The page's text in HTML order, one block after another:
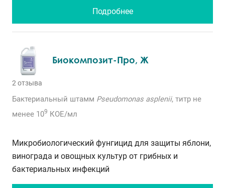
Подробнее
Биокомпозит-Про, Ж
2 отзыва
Бактериальный штамм Pseudomonas asplenii, титр не
менее 109 КОЕ/мл
Микробиологический фунгицид для защиты яблони,
винограда и овощных культур от грибных и
бактериальных инфекций